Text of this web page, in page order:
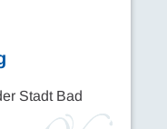
Stadt Bad